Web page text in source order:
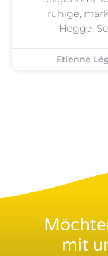
ruhige,
Hegge.
Etienne
mit